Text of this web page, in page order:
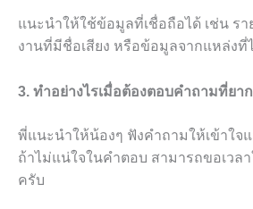
แนะนำให้ใช้ข้อมูลที่เชื่อถือได้ เช่น รา
งานที่มีชื่อเสียง หรือข้อมูลจากแหล่งที่
3. ทำอย่างไรเมื่อต้องตอบคำถามที่ยา
พี่แนะนำให้น้องๆ ฟังคำถามให้เข้าใจ
ถ้าไม่แน่ใจในคำตอบ สามารถขอเวล
ครับ